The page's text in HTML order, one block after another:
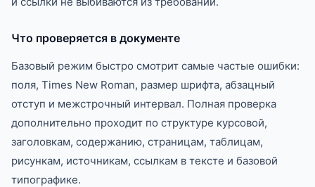
Что проверяется в документе
Базовый режим быстро смотрит самые частые ошибки:
поля, Times New Roman, размер шрифта, абзацный
отступ и межстрочный интервал. Полная проверка
дополнительно проходит по структуре курсовой,
заголовкам, содержанию, страницам, таблицам,
рисункам, источникам, ссылкам в тексте и базовой
типографике.